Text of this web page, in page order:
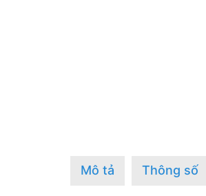
Mô tả Thông số